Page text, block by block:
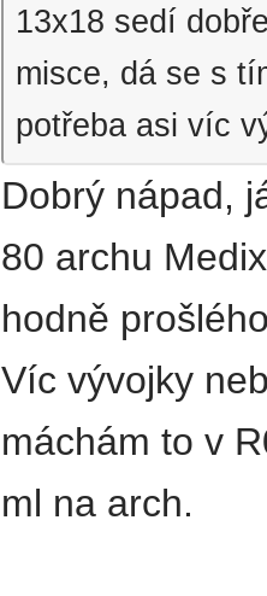
13x18 sedí
misce, dá se s
potřeba asi víc
Dobrý nápad,
80 archu
hodně
Víc vývojky
máchám to v
ml na arch.